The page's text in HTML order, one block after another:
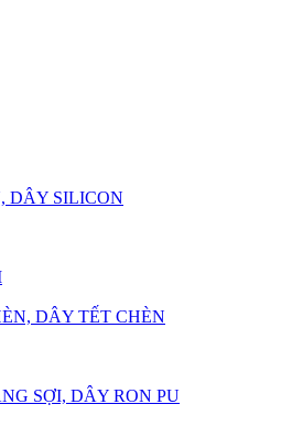
DÂY SILICON
DÂY TẾT CHÈN
SỢI, DÂY RON PU